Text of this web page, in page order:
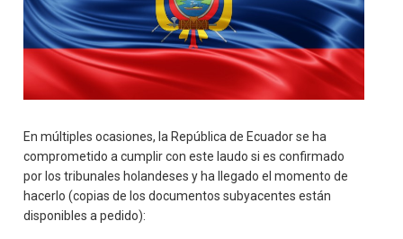
En múltiples ocasiones, la República de Ecuador se ha
comprometido a cumplir con este laudo si es confirmado
por los tribunales holandeses y ha llegado el momento de
hacerlo (copias de los documentos subyacentes están
disponibles a pedido):